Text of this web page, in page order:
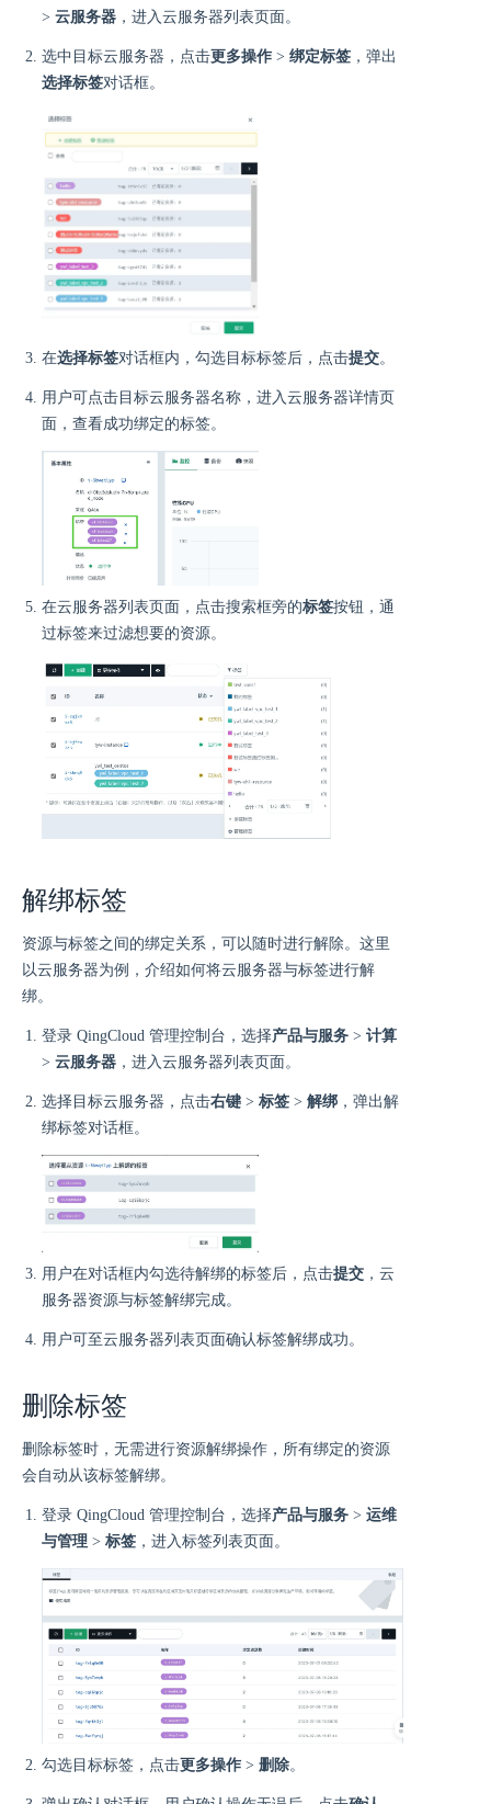
> 云服务器 ，进入云服务器列表页面。
选中目标云服务器，点击更多操作 > 绑定标签 ，弹出
选择标签对话框。
在选择标签对话框内，勾选目标标签后，点击提交。
用户可点击目标云服务器名称，进入云服务器详情页
面，查看成功绑定的标签。
在云服务器列表页面，点击搜索框旁的标签按钮，通
过标签来过滤想要的资源。
解绑标签
资源与标签之间的绑定关系，可以随时进行解除。这里
以云服务器为例，介绍如何将云服务器与标签进行解
绑。
登录 QingCloud 管理控制台，选择产品与服务 > 计算
> 云服务器 ，进入云服务器列表页面。
选择目标云服务器，点击右键 > 标签 > 解绑 ，弹出解
绑标签对话框。
用户在对话框内勾选待解绑的标签后，点击提交 ，云
服务器资源与标签解绑完成。
用户可至云服务器列表页面确认标签解绑成功。
删除标签
删除标签时，无需进行资源解绑操作，所有绑定的资源
会自动从该标签解绑。
登录 QingCloud 管理控制台，选择产品与服务 > 运维
与管理 > 标签 ，进入标签列表页面。
勾选目标标签，点击更多操作 > 删除。